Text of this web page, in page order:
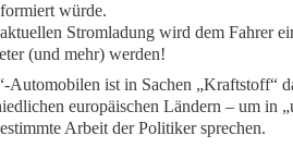
würde.
Stromladung wird dem Fahrer
(und mehr) werden!
Automobilen ist in Sachen „Kraftstoff“
europäischen Ländern – um in
Arbeit der Politiker sprechen.